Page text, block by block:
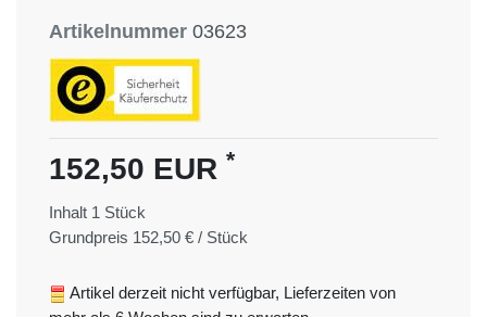
Artikelnummer 03623
152,50 EUR *
Inhalt 1 Stück
Grundpreis 152,50 € / Stück
Artikel derzeit nicht verfügbar, Lieferzeiten von